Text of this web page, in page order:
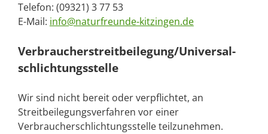
Telefon: (09321) 3 77 53
E-Mail: info@naturfreunde-kitzingen.de
Verbraucher­streit­beilegung/Universal­
schlichtungs­stelle
Wir sind nicht bereit oder verpflichtet, an
Streitbeilegungsverfahren vor einer
Verbraucherschlichtungsstelle teilzunehmen.